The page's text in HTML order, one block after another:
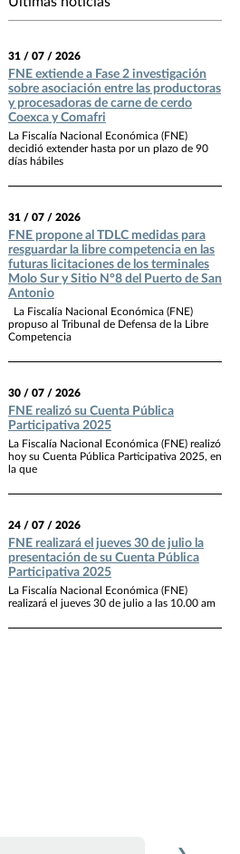
31 / 07 / 2026
FNE extiende a Fase 2 investigación
sobre asociación entre las productoras
y procesadoras de carne de cerdo
Coexca y Comafri
La Fiscalía Nacional Económica (FNE)
decidió extender hasta por un plazo de 90
días hábiles
31 / 07 / 2026
FNE propone al TDLC medidas para
resguardar la libre competencia en las
futuras licitaciones de los terminales
Molo Sur y Sitio N°8 del Puerto de San
Antonio
La Fiscalía Nacional Económica (FNE)
propuso al Tribunal de Defensa de la Libre
Competencia
30 / 07 / 2026
FNE realizó su Cuenta Pública
Participativa 2025
La Fiscalía Nacional Económica (FNE) realizó
hoy su Cuenta Pública Participativa 2025, en
la que
24 / 07 / 2026
FNE realizará el jueves 30 de julio la
presentación de su Cuenta Pública
Participativa 2025
La Fiscalía Nacional Económica (FNE)
realizará el jueves 30 de julio a las 10.00 am